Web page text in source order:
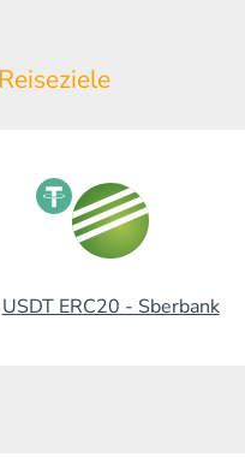
USDT ERC20 - Sberbank